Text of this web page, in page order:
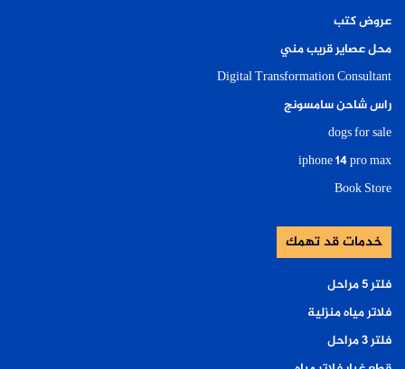
عروض كتب
محل عصاير قريب مني
Digital Transformation Consultant
راس شاحن سامسونج
dogs for sale
iphone 14 pro max
Book Store
خدمات قد تهمك
فلتر ٥ مراحل
فلاتر مياه منزلية
فلتر ٣ مراحل